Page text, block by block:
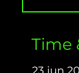
Time